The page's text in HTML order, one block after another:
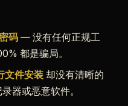
码 — 没有任何正规工
都是骗局。
文件安装 却没有清晰的
器或恶意软件。